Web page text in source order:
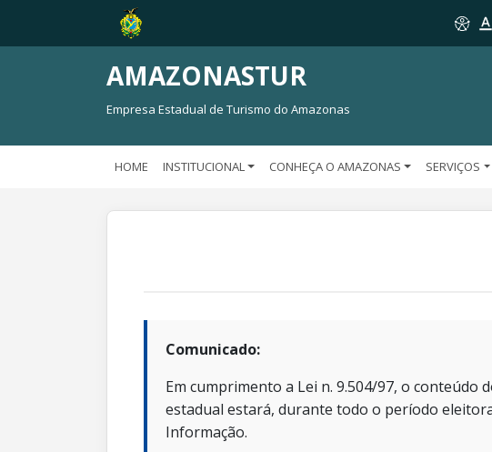
AMAZONASTUR
Empresa Estadual de Turismo do Amazonas
HOME INSTITUCIONAL CONHEÇA O AMAZONAS SERVIÇOS
Comunicado:
Em cumprimento a Lei n. 9.504/97, o
estadual estará, durante todo o período
Informação.